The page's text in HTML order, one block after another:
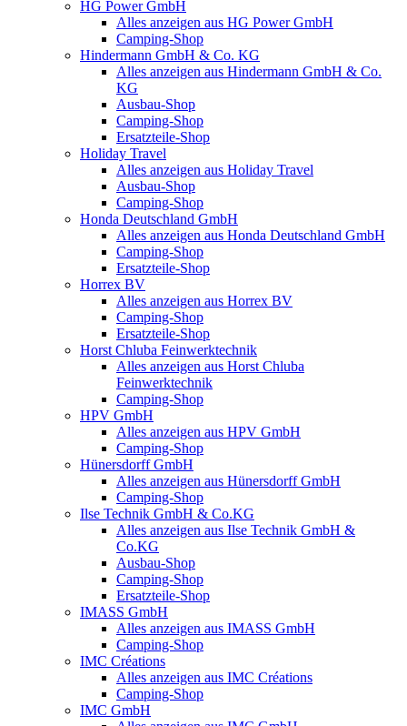
HG Power GmbH
Alles anzeigen aus HG Power GmbH
Camping-Shop
Hindermann GmbH & Co. KG
Alles anzeigen aus Hindermann GmbH & Co.
KG
Ausbau-Shop
Camping-Shop
Ersatzteile-Shop
Holiday Travel
Alles anzeigen aus Holiday Travel
Ausbau-Shop
Camping-Shop
Honda Deutschland GmbH
Alles anzeigen aus Honda Deutschland GmbH
Camping-Shop
Ersatzteile-Shop
Horrex BV
Alles anzeigen aus Horrex BV
Camping-Shop
Ersatzteile-Shop
Horst Chluba Feinwerktechnik
Alles anzeigen aus Horst Chluba
Feinwerktechnik
Camping-Shop
HPV GmbH
Alles anzeigen aus HPV GmbH
Camping-Shop
Hünersdorff GmbH
Alles anzeigen aus Hünersdorff GmbH
Camping-Shop
Ilse Technik GmbH & Co.KG
Alles anzeigen aus Ilse Technik GmbH &
Co.KG
Ausbau-Shop
Camping-Shop
Ersatzteile-Shop
IMASS GmbH
Alles anzeigen aus IMASS GmbH
Camping-Shop
IMC Créations
Alles anzeigen aus IMC Créations
Camping-Shop
IMC GmbH